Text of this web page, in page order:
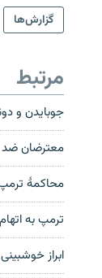
گزارش‌ها
مرتبط
جوبایدن و
معترضان ضد
محاکمۀ
ترمپ به اتهام جعل
ابراز